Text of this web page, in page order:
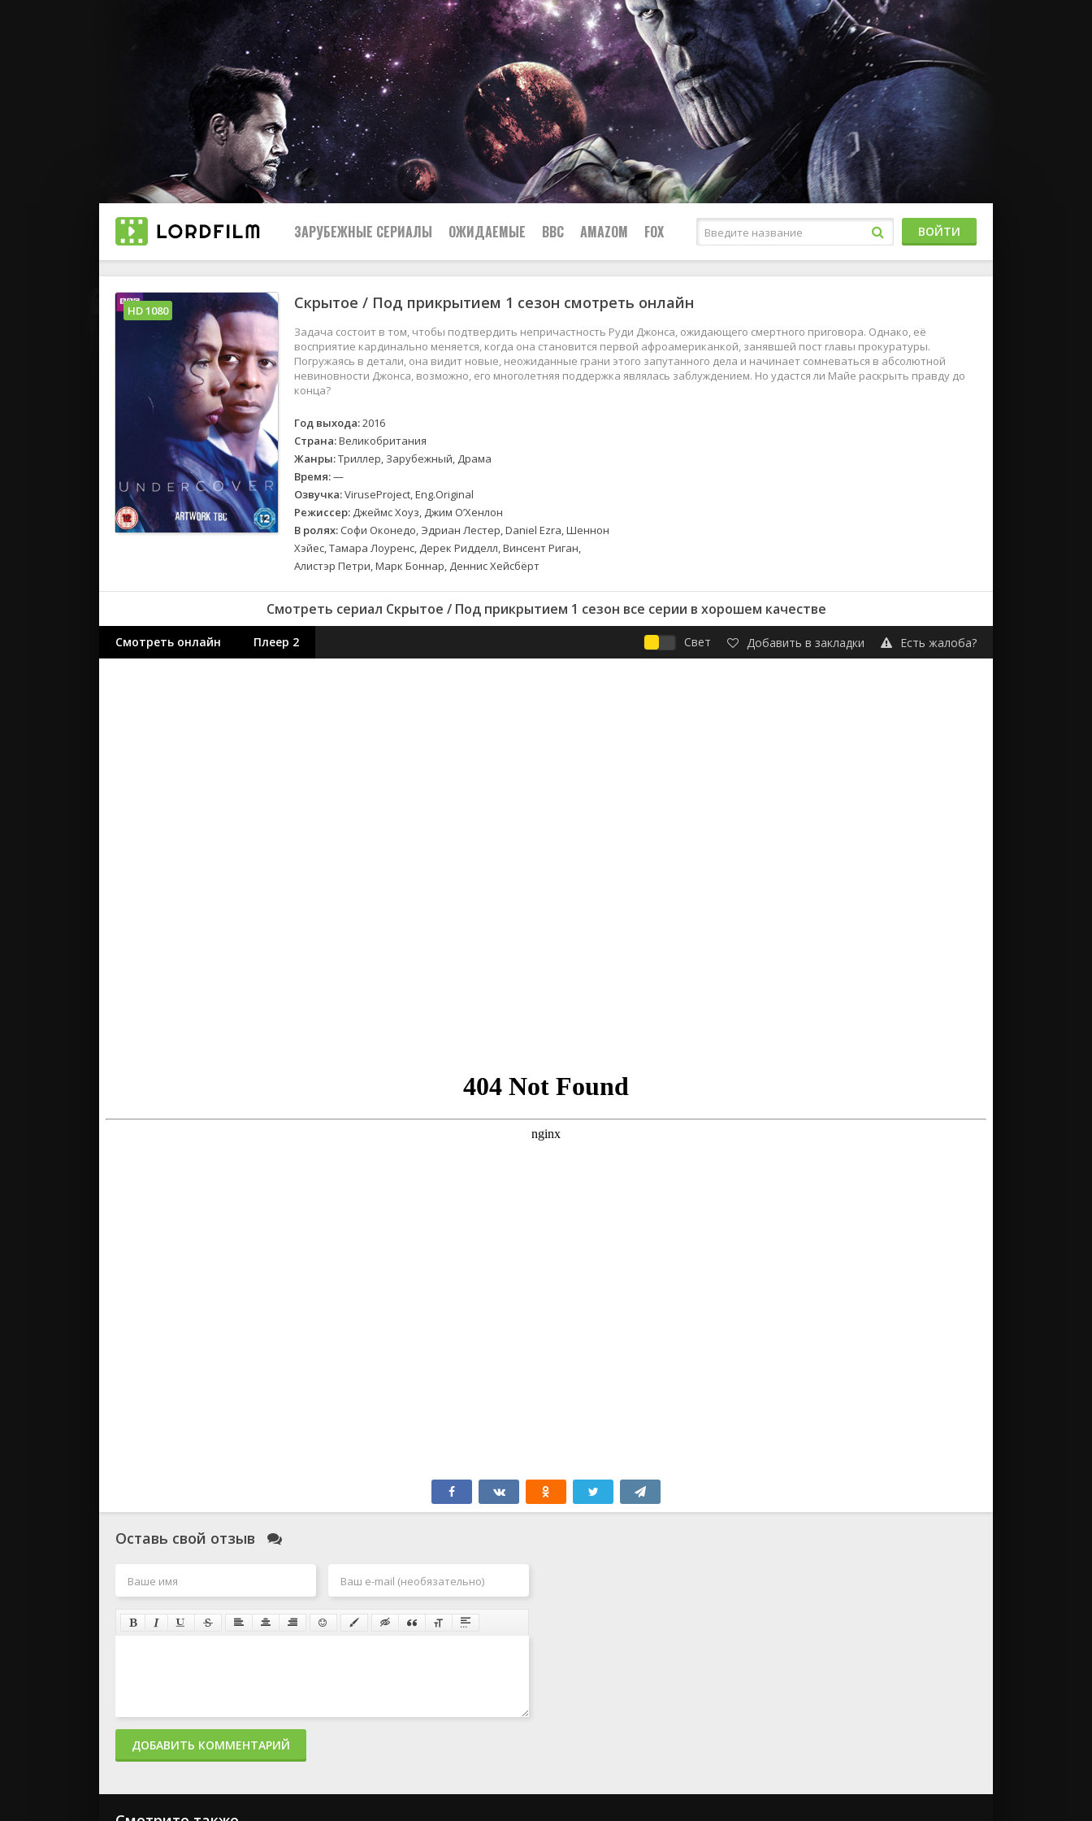
ЗАРУБЕЖНЫЕ СЕРИАЛЫ
Все
2019
2018
2017
Великобритания
Германия
Корея Южная
Канада
Индия
Франция
Боевики
Приключения
Триллеры
Фантастика
Ужасы
Военные
Семейные
ОЖИДАЕМЫЕ BBC AMAZOM FOX ВОЙТИ
Скрытое / Под прикрытием 1 сезон смотреть онлайн
Задача состоит в том, чтобы подтвердить непричастность Руди Джонса, ожидающего смертного приговора. Однако, её
восприятие кардинально меняется, когда она становится первой афроамериканкой, занявшей пост главы прокуратуры.
Погружаясь в детали, она видит новые, неожиданные грани этого запутанного дела и начинает сомневаться в абсолютной
невиновности Джонса, возможно, его многолетняя поддержка являлась заблуждением. Но удастся ли Майе раскрыть правду до
конца?
Год выхода:2016
Страна:Великобритания
Жанры:Триллер, Зарубежный, Драма
Время:—
Озвучка:ViruseProject, Eng.Original
Режиссер: Джеймс Хоуз, Джим О’Хенлон
В ролях: Софи Оконедо, Эдриан Лестер, Daniel Ezra, Шеннон
Хэйес, Тамара Лоуренс, Дерек Ридделл, Винсент Риган,
Алистэр Петри, Марк Боннар, Деннис Хейсбёрт
HD 1080
Смотреть сериал Скрытое / Под прикрытием 1 сезон все серии в хорошем качестве
Смотреть онлайн Плеер 2 Свет Добавить в закладки Есть жалоба?
Оставь свой отзыв
ДОБАВИТЬ КОММЕНТАРИЙ